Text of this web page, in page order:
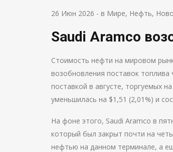
26 Июн 2026 - в Мире, Нефть,
Saudi Aramco
Стоимость нефти на мировом
возобновления поставок
поставкой в августе, торгуемых
уменьшилась на $1,51 (2,01%) и
На фоне этого, Saudi Aramco в
который был закрыт почти на
нефтью на данном терминале, а